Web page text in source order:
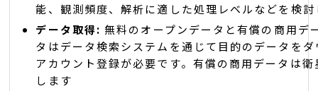
能、観測頻度、解析に適した処理レベルなどを検
データ取得: 無料のオープンデータと有償の商用デ
タはデータ検索システムを通じて目的のデータを
アカウント登録が必要です。有償の商用データは
します